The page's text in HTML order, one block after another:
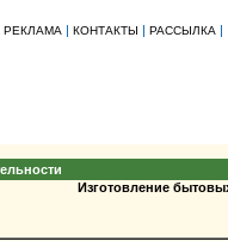
РЕКЛАМА | КОНТАКТЫ | РАССЫЛКА |
Изготовление